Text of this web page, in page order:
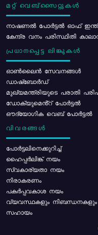
മറ്റ് വെബ്സൈറ്റുകൾ
നാഷണൽ പോർട്ടൽ ഓഫ്
കേന്ദ്ര വനം പരിസ്ഥിതി
പ്രധാനപ്പെട്ട ലിങ്കുകൾ
ഓൺലൈൻ സേവനങ്ങൾ
ഡാഷ്ബോർഡ്
മുഖ്യമന്ത്രിയുടെ പരാതി
ഡോക്യുമെൻ്റ് പോർട്ടൽ
ഔദ്യോഗിക വെബ് പോർട്ടൽ
വിവരങ്ങൾ
പോര്‍ട്ടലിനെക്കുറിച്ച്
ഹൈപ്പർലിങ്ക് നയം
സ്വകാര്യതാ നയം
നിരാകരണം
പകർപ്പവകാശ നയം
വ്യവസ്ഥകളും നിബന്ധനകളും
സഹായം